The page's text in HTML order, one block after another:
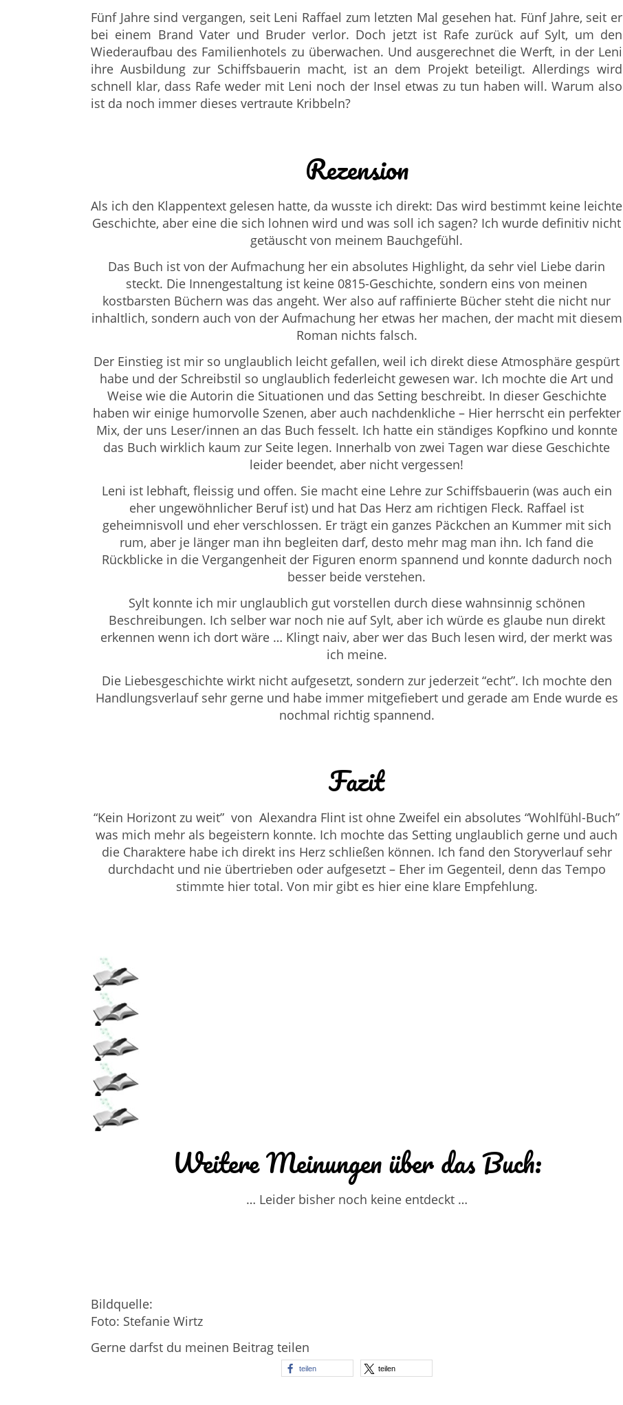
Fünf Jahre sind vergangen, seit Leni Raffael zum letzten Mal gesehen hat. Fünf Jahre, seit er
bei einem Brand Vater und Bruder verlor. Doch jetzt ist Rafe zurück auf Sylt, um den
Wiederaufbau des Familienhotels zu überwachen. Und ausgerechnet die Werft, in der Leni
ihre Ausbildung zur Schiffsbauerin macht, ist an dem Projekt beteiligt. Allerdings wird
schnell klar, dass Rafe weder mit Leni noch der Insel etwas zu tun haben will. Warum also
ist da noch immer dieses vertraute Kribbeln?
Rezension
Als ich den Klappentext gelesen hatte, da wusste ich direkt: Das wird bestimmt keine leichte
Geschichte, aber eine die sich lohnen wird und was soll ich sagen? Ich wurde definitiv nicht
getäuscht von meinem Bauchgefühl.
Das Buch ist von der Aufmachung her ein absolutes Highlight, da sehr viel Liebe darin
steckt. Die Innengestaltung ist keine 0815-Geschichte, sondern eins von meinen
kostbarsten Büchern was das angeht. Wer also auf raffinierte Bücher steht die nicht nur
inhaltlich, sondern auch von der Aufmachung her etwas her machen, der macht mit diesem
Roman nichts falsch.
Der Einstieg ist mir so unglaublich leicht gefallen, weil ich direkt diese Atmosphäre gespürt
habe und der Schreibstil so unglaublich federleicht gewesen war. Ich mochte die Art und
Weise wie die Autorin die Situationen und das Setting beschreibt. In dieser Geschichte
haben wir einige humorvolle Szenen, aber auch nachdenkliche – Hier herrscht ein perfekter
Mix, der uns Leser/innen an das Buch fesselt. Ich hatte ein ständiges Kopfkino und konnte
das Buch wirklich kaum zur Seite legen. Innerhalb von zwei Tagen war diese Geschichte
leider beendet, aber nicht vergessen!
Leni ist lebhaft, fleissig und offen. Sie macht eine Lehre zur Schiffsbauerin (was auch ein
eher ungewöhnlicher Beruf ist) und hat Das Herz am richtigen Fleck. Raffael ist
geheimnisvoll und eher verschlossen. Er trägt ein ganzes Päckchen an Kummer mit sich
rum, aber je länger man ihn begleiten darf, desto mehr mag man ihn. Ich fand die
Rückblicke in die Vergangenheit der Figuren enorm spannend und konnte dadurch noch
besser beide verstehen.
Sylt konnte ich mir unglaublich gut vorstellen durch diese wahnsinnig schönen
Beschreibungen. Ich selber war noch nie auf Sylt, aber ich würde es glaube nun direkt
erkennen wenn ich dort wäre … Klingt naiv, aber wer das Buch lesen wird, der merkt was
ich meine.
Die Liebesgeschichte wirkt nicht aufgesetzt, sondern zur jederzeit “echt”. Ich mochte den
Handlungsverlauf sehr gerne und habe immer mitgefiebert und gerade am Ende wurde es
nochmal richtig spannend.
Fazit
“Kein Horizont zu weit” von Alexandra Flint ist ohne Zweifel ein absolutes “Wohlfühl-Buch”
was mich mehr als begeistern konnte. Ich mochte das Setting unglaublich gerne und auch
die Charaktere habe ich direkt ins Herz schließen können. Ich fand den Storyverlauf sehr
durchdacht und nie übertrieben oder aufgesetzt – Eher im Gegenteil, denn das Tempo
stimmte hier total. Von mir gibt es hier eine klare Empfehlung.
Weitere Meinungen über das Buch:
… Leider bisher noch keine entdeckt …
Bildquelle:
Foto: Stefanie Wirtz
Gerne darfst du meinen Beitrag teilen
teilen teilen